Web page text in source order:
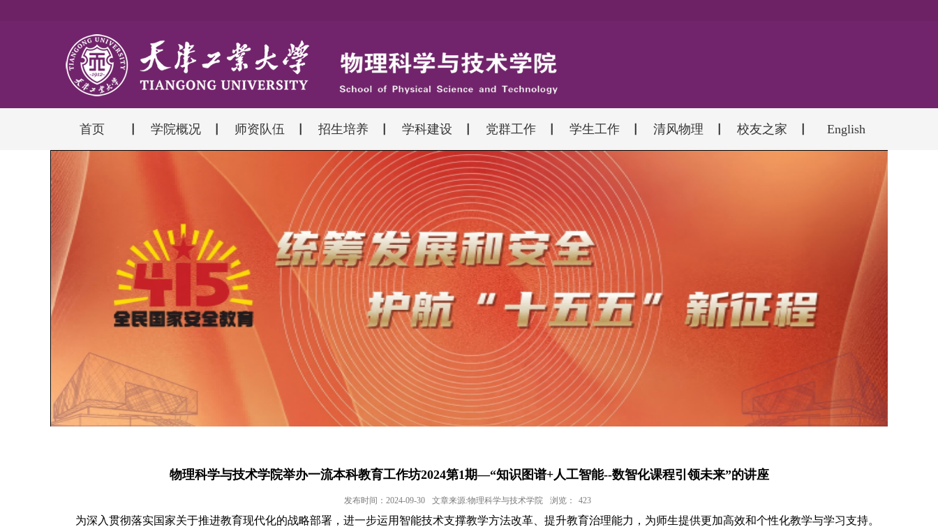
首页 学院概况 师资队伍 招生培养 学科建设 党群工作 学生工作 清风物理 校友之家 English
物理科学与技术学院举办一流本科教育工作坊2024第1期—“知识图谱+人工智能--数智化课程引领未来”的讲座
发布时间：2024-09-30 文章来源:物理科学与技术学院 浏览： 423
为深入贯彻落实国家关于推进教育现代化的战略部署，进一步运用智能技术支撑教学方法改革、提升教育治理能力，为师生提供更加高效和个性化教学与学习支持。